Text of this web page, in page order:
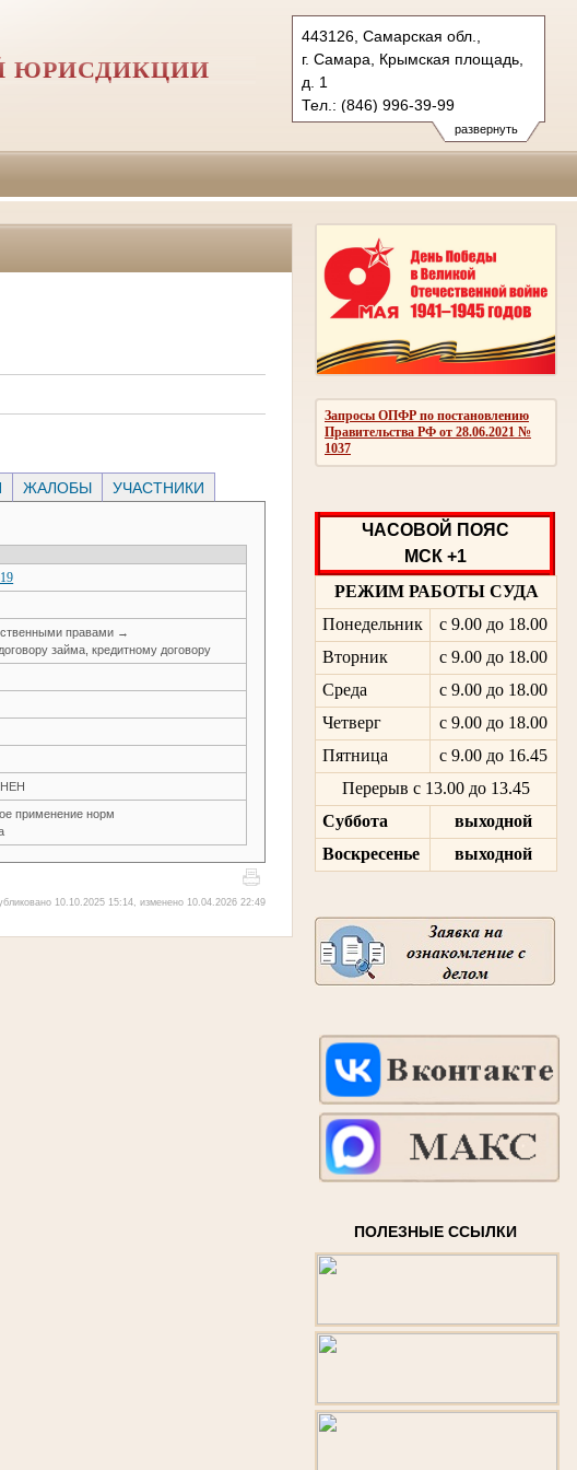
развернуть
443126, Самарская обл.,
г. Самара, Крымская площадь,
д. 1
Тел.: (846) 996-39-99
6kas@sudrf.ru
схема проезда
ЮРИСДИКЦИИ
Запросы ОПФР по постановлению
Правительства РФ от 28.06.2021 №
1037
ЧАСОВОЙ ПОЯС
МСК +1
РЕЖИМ РАБОТЫ СУДА
Понедельник
с 9.00 до 18.00
Вторник
с 9.00 до 18.00
Среда
с 9.00 до 18.00
Четверг
с 9.00 до 18.00
Пятница
с 9.00 до 16.45
Перерыв с 13.00 до 13.45
Суббота
выходной
Воскресенье
выходной
ПОЛЕЗНЫЕ ССЫЛКИ
ЖАЛОБЫ УЧАСТНИКИ
правами →
займа, кредитному договору
применение норм
10.10.2025 15:14, изменено 10.04.2026 22:49